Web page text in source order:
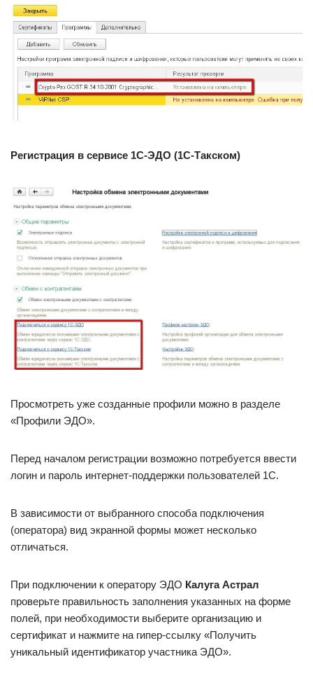
Регистрация в сервисе 1С-ЭДО (1С-Такском)
Просмотреть уже созданные профили можно в разделе
«Профили ЭДО».
Перед началом регистрации возможно потребуется ввести
логин и пароль интернет-поддержки пользователей 1С.
В зависимости от выбранного способа подключения
(оператора) вид экранной формы может несколько
отличаться.
При подключении к оператору ЭДО Калуга Астрал
проверьте правильность заполнения указанных на форме
полей, при необходимости выберите организацию и
сертификат и нажмите на гипер-ссылку «Получить
уникальный идентификатор участника ЭДО».